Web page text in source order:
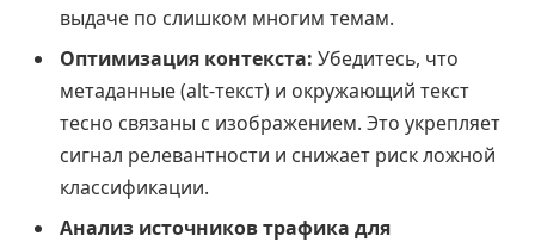
выдаче по слишком многим темам.
Оптимизация контекста: Убедитесь, что
метаданные (alt-текст) и окружающий текст
тесно связаны с изображением. Это укрепляет
сигнал релевантности и снижает риск ложной
классификации.
Анализ источников трафика для